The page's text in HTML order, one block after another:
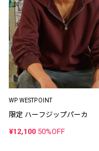
WP WESTPOINT
限定 ハーフジップパーカ
¥12,100 50%OFF